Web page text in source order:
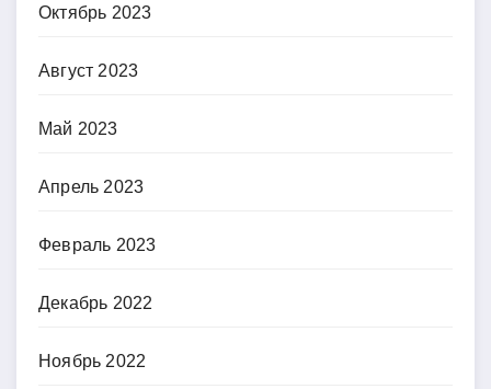
Октябрь 2023
Август 2023
Май 2023
Апрель 2023
Февраль 2023
Декабрь 2022
Ноябрь 2022